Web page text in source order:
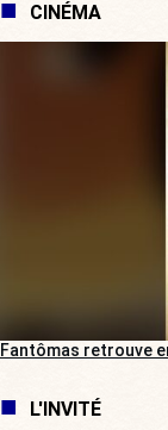
CINÉMA
Fantômas retrouve
L'INVITÉ